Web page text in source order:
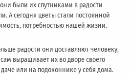
были их спутниками в радости
А сегодня цветы стали постоянной
потребностью нашей жизни.
радости они доставляют человеку,
сам выращивает их во дворе своего
или на подоконнике у себя дома.